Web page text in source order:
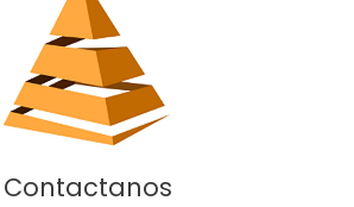
Contactanos